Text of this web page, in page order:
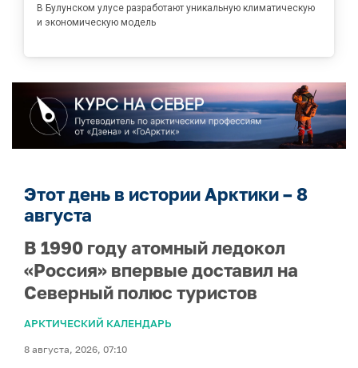
В Булунском улусе разработают уникальную климатическую
и экономическую модель
Этот день в истории Арктики – 8
августа
В 1990 году атомный ледокол
«Россия» впервые доставил на
Северный полюс туристов
АРКТИЧЕСКИЙ КАЛЕНДАРЬ
8 августа, 2026, 07:10